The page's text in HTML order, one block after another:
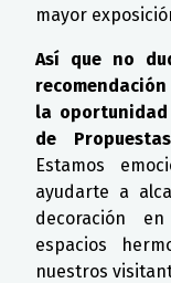
mayor
Así que no
la
de
Estamos
ayudarte a
decoración
espacios
nuestros